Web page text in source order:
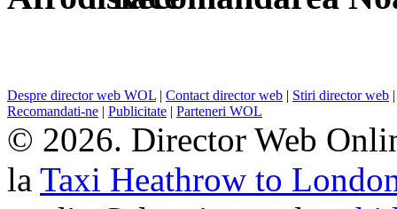
Despre director web WOL | Contact director web | Stiri director web
Recomandati-ne | Publicitate | Parteneri WOL
© 2026. Director Web
la Taxi Heathrow to